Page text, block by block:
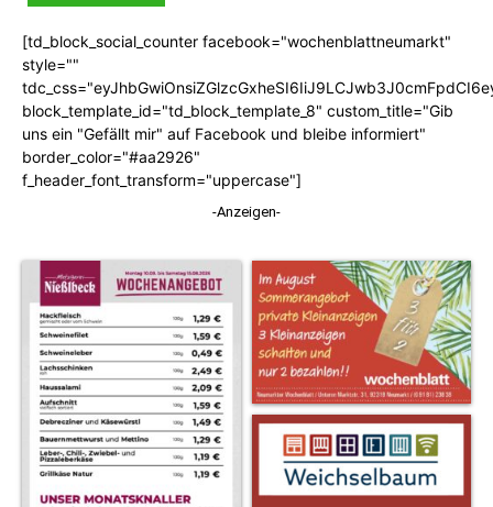
[td_block_social_counter facebook="wochenblattneumarkt"
style=""
block_template_id="td_block_template_8" custom_title="Gib
uns ein "Gefällt mir" auf Facebook und bleibe informiert"
border_color="#aa2926"
f_header_font_transform="uppercase"]
-Anzeigen-